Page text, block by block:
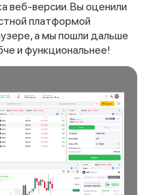
веб-версии. Вы оценили
платформой
а мы пошли дальше
и функциональнее!